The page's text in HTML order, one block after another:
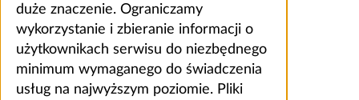
duże znaczenie. Ograniczamy
wykorzystanie i zbieranie informacji o
użytkownikach serwisu do niezbędnego
minimum wymaganego do świadczenia
usług na najwyższym poziomie. Pliki